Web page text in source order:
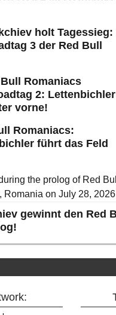
holt Tagessieg:
3 der Red Bull
Romaniacs
2: Lettenbichler
vorne!
Romaniacs:
führt das Feld
gewinnt den Red